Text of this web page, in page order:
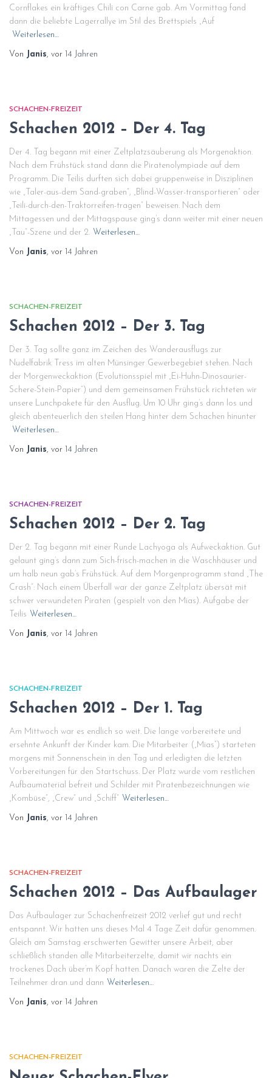
Cornflakes ein kräftiges Chili con Carne gab. Am Vormittag fand
dann die beliebte Lagerrallye im Stil des Brettspiels „Auf
Weiterlesen…
Von Janis, vor 14 Jahren
SCHACHEN-FREIZEIT
Schachen 2012 – Der 4. Tag
Der 4. Tag begann mit einer Zeltplatzsäuberung als Morgenaktion.
Nach dem Frühstück stand dann die Piratenolympiade auf dem
Programm. Die Teilis durften sich dabei gruppenweise in Disziplinen
wie „Taler-aus-dem Sand-graben“, „Blind-Wasser-transportieren“ oder
„Teili-durch-den-Traktorreifen-tragen“ beweisen. Nach dem
Mittagessen und der Mittagspause ging’s dann weiter mit einer neuen
„Tau“-Szene und der 2. Weiterlesen…
Von Janis, vor 14 Jahren
SCHACHEN-FREIZEIT
Schachen 2012 – Der 3. Tag
Der 3. Tag sollte ganz im Zeichen des Wanderausflugs zur
Nudelfabrik Tress im alten Münsinger Gewerbegebiet stehen. Nach
der Morgenweckaktion (Evolutionsspiel mit „Ei-Huhn-Dinosaurier-
Schere-Stein-Papier“) und dem gemeinsamen Frühstück richteten wir
unsere Lunchpakete für den Ausflug. Um 10 Uhr ging’s dann los und
gleich abenteuerlich den steilen Hang hinter dem Schachen hinunter
Weiterlesen…
Von Janis, vor 14 Jahren
SCHACHEN-FREIZEIT
Schachen 2012 – Der 2. Tag
Der 2. Tag begann mit einer Runde Lachyoga als Aufweckaktion. Gut
gelaunt ging’s dann zum Sich-frisch-machen in die Waschhäuser und
um halb neun gab’s Frühstück. Auf dem Morgenprogramm stand „The
Crash“: Nach einem Überfall war der ganze Zeltplatz übersät mit
schwer verwundeten Piraten (gespielt von den Mias). Aufgabe der
Teilis Weiterlesen…
Von Janis, vor 14 Jahren
SCHACHEN-FREIZEIT
Schachen 2012 – Der 1. Tag
Am Mittwoch war es endlich so weit. Die lange vorbereitete und
ersehnte Ankunft der Kinder kam. Die Mitarbeiter („Mias“) starteten
morgens mit Sonnenschein in den Tag und erledigten die letzten
Vorbereitungen für den Startschuss. Der Platz wurde vom restlichen
Aufbaumaterial befreit und Schilder mit Piratenbezeichnungen wie
„Kombüse“, „Crew“ und „Schiff“ Weiterlesen…
Von Janis, vor 14 Jahren
SCHACHEN-FREIZEIT
Schachen 2012 – Das Aufbaulager
Das Aufbaulager zur Schachenfreizeit 2012 verlief gut und recht
entspannt. Wir hatten uns dieses Mal 4 Tage Zeit dafür genommen.
Gleich am Samstag erschwerten Gewitter unsere Arbeit, aber
schließlich standen alle Mitarbeiterzelte, damit wir nachts ein
trockenes Dach über’m Kopf hatten. Danach waren die Zelte der
Teilnehmer dran und dann Weiterlesen…
Von Janis, vor 14 Jahren
SCHACHEN-FREIZEIT